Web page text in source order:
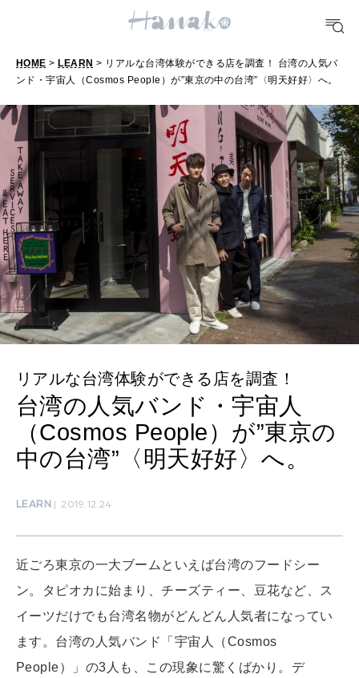
どこ行く？
FORTUNE
明日のわたし
[12星座別] Weekly Holoscope
[12星座別] Monthly Love Holoscope
女神まり愛のタロットメッセージ
算命学がわかる今月のあなた
HEALTH
自分にやさしく
LEARN
知る、考える
ママもいろいろ
SUSTAINABLE
わたしができること
WORK&MONEY
いい人生って？
HOME > LEARN > リアルな台湾体験ができる店を調査！ 台湾の人気バ
ンド・宇宙人（Cosmos People）が”東京の中の台湾”〈明天好好〉へ。
リアルな台湾体験ができる店を調査！
台湾の人気バンド・宇宙人
（Cosmos People）が”東京の
中の台湾”〈明天好好〉へ。
LEARN 2019.12.24
近ごろ東京の一大ブームといえば台湾のフードシー
ン。タピオカに始まり、チーズティー、豆花など、ス
イーツだけでも台湾名物がどんどん人気者になってい
ます。台湾の人気バンド「宇宙人（Cosmos
People）」の3人も、この現象に驚くばかり。デ